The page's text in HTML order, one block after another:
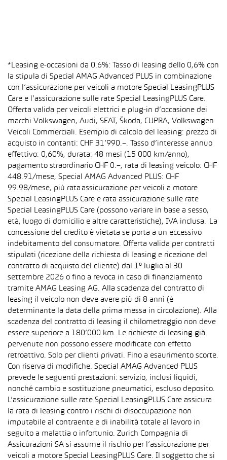
*Leasing e-occasioni da 0.6%: Tasso di leasing dello 0,6% con
la stipula di Special AMAG Advanced PLUS in combinazione
con l’assicurazione per veicoli a motore Special LeasingPLUS
Care e l’assicurazione sulle rate Special LeasingPLUS Care.
Offerta valida per veicoli elettrici e plug-in d’occasione dei
marchi Volkswagen, Audi, SEAT, Škoda, CUPRA, Volkswagen
Veicoli Commerciali. Esempio di calcolo del leasing: prezzo di
acquisto in contanti: CHF 31’990.–. Tasso d’interesse annuo
effettivo: 0,60%, durata: 48 mesi (15 000 km/anno),
pagamento straordinario CHF 0.–, rata di leasing veicolo: CHF
448.91/mese, Special AMAG Advanced PLUS: CHF
99.98/mese, più rata assicurazione per veicoli a motore
Special LeasingPLUS Care e rata assicurazione sulle rate
Special LeasingPLUS Care (possono variare in base a sesso,
età, luogo di domicilio e altre caratteristiche), IVA inclusa. La
concessione del credito è vietata se porta a un eccessivo
indebitamento del consumatore. Offerta valida per contratti
stipulati (ricezione della richiesta di leasing e ricezione del
contratto di acquisto del cliente) dal 1° luglio al 30
settembre 2026 o fino a revoca in caso di finanziamento
tramite AMAG Leasing AG. Alla scadenza del contratto di
leasing il veicolo non deve avere più di 8 anni (è
determinante la data della prima messa in circolazione). Alla
scadenza del contratto di leasing il chilometraggio non deve
essere superiore a 180’000 km. Le richieste di leasing già
pervenute non possono essere modificate con effetto
retroattivo. Solo per clienti privati. Fino a esaurimento scorte.
Con riserva di modifiche. Special AMAG Advanced PLUS
prevede le seguenti prestazioni: servizio, inclusi liquidi,
nonché cambio e sostituzione pneumatici, escluso deposito.
L’assicurazione sulle rate Special LeasingPLUS Care assicura
la rata di leasing contro i rischi di disoccupazione non
imputabile al contraente e di inabilità totale al lavoro in
seguito a malattia o infortunio. Zurich Compagnia di
Assicurazioni SA si assume il rischio per l’assicurazione per
veicoli a motore Special LeasingPLUS Care. Il soggetto che si